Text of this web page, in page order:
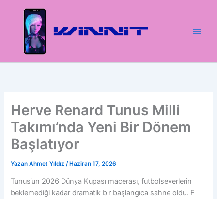
Herve Renard Tunus Milli
Takımı’nda Yeni Bir Dönem
Başlatıyor
Yazan Ahmet Yıldız/ Haziran 17, 2026
Tunus’un 2026 Dünya Kupası macerası, futbolseverlerin
beklemediği kadar dramatik bir başlangıca sahne oldu. F